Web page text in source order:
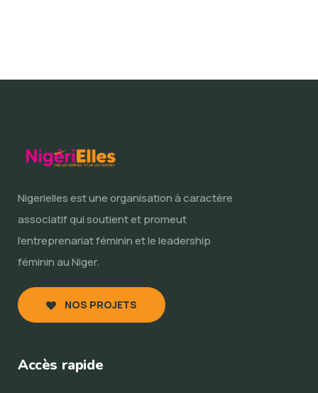
Nigerielles est une organisation à caractère
associatif qui soutient et promeut
l’entreprenariat féminin et le leadership
féminin au Niger.
NOS PROJETS
Accès rapide